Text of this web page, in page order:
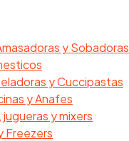
y Sobadoras
y Cuccipastas
y Anafes
y mixers
Freezers